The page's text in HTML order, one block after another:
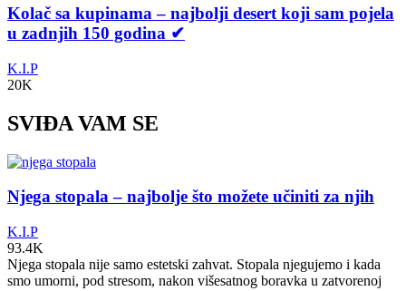
Kolač sa kupinama – najbolji desert koji sam pojela
u zadnjih 150 godina ✔
K.I.P
20K
SVIĐA VAM SE
Njega stopala – najbolje što možete učiniti za njih
K.I.P
93.4K
Njega stopala nije samo estetski zahvat. Stopala njegujemo i kada
smo umorni, pod stresom, nakon višesatnog boravka u zatvorenoj